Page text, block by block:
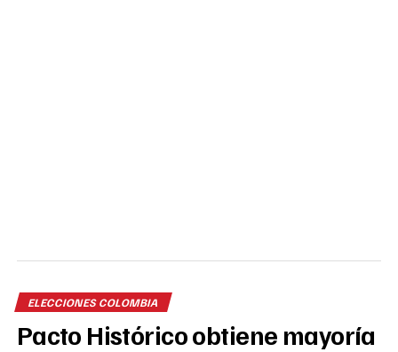
ELECCIONES COLOMBIA
Pacto Histórico obtiene mayoría